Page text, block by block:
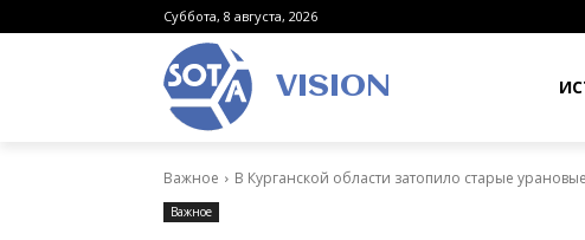
Суббота, 8 августа, 2026
VISION
Важное В Курганской области затопило старые
Важное